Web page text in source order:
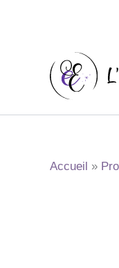
Accueil